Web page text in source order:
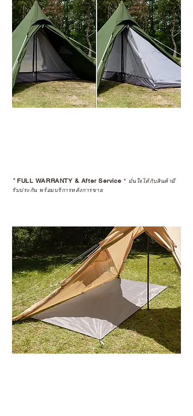
*FULL WARRANTY & After Service * มั่นใจได้กับสินค้ามี
รับประกัน พร้อมบริการหลังการขาย